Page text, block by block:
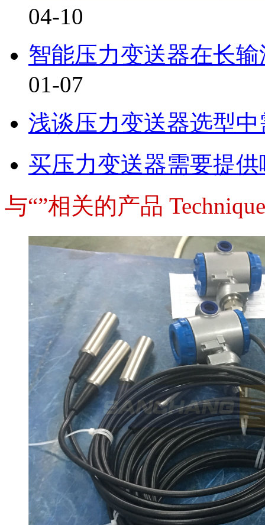
04-10
智能压力变送器在长
01-07
浅谈压力变送器选型
买压力变送器需要提
与“”相关的产品 Technique